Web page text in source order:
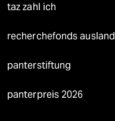
taz zahl ich
recherchefonds ausland
panterstiftung
panterpreis 2026